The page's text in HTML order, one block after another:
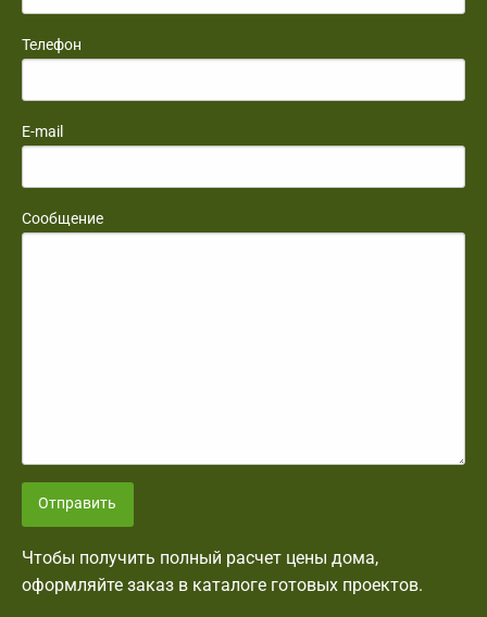
Телефон
E-mail
Сообщение
Отправить
Чтобы получить полный расчет цены дома,
оформляйте заказ в каталоге готовых проектов.